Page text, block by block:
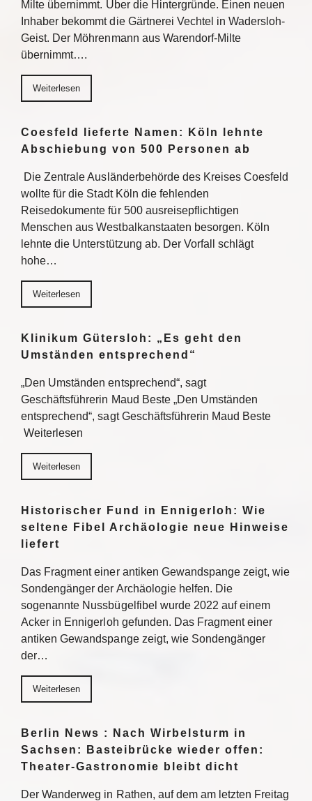
Milte übernimmt. Über die Hintergründe. Einen neuen
Inhaber bekommt die Gärtnerei Vechtel in Wadersloh-
Geist. Der Möhrenmann aus Warendorf-Milte
übernimmt….
Weiterlesen
Coesfeld lieferte Namen: Köln lehnte
Abschiebung von 500 Personen ab
Die Zentrale Ausländerbehörde des Kreises Coesfeld
wollte für die Stadt Köln die fehlenden
Reisedokumente für 500 ausreisepflichtigen
Menschen aus Westbalkanstaaten besorgen. Köln
lehnte die Unterstützung ab. Der Vorfall schlägt
hohe…
Weiterlesen
Klinikum Gütersloh: „Es geht den
Umständen entsprechend“
„Den Umständen entsprechend“, sagt
Geschäftsführerin Maud Beste „Den Umständen
entsprechend“, sagt Geschäftsführerin Maud Beste
Weiterlesen
Weiterlesen
Historischer Fund in Ennigerloh: Wie
seltene Fibel Archäologie neue Hinweise
liefert
Das Fragment einer antiken Gewandspange zeigt, wie
Sondengänger der Archäologie helfen. Die
sogenannte Nussbügelfibel wurde 2022 auf einem
Acker in Ennigerloh gefunden. Das Fragment einer
antiken Gewandspange zeigt, wie Sondengänger
der…
Weiterlesen
Berlin News : Nach Wirbelsturm in
Sachsen: Basteibrücke wieder offen:
Theater-Gastronomie bleibt dicht
Der Wanderweg in Rathen, auf dem am letzten Freitag